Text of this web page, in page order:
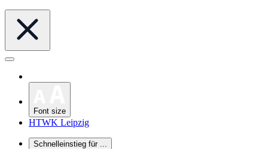
Font size
HTWK Leipzig
Schnelleinstieg für ...